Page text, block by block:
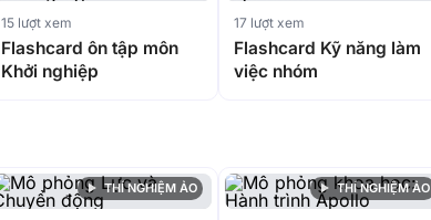
15 lượt xem
Flashcard ôn tập môn
Khởi nghiệp
17 lượt xem
Flashcard Kỹ năng làm
việc nhóm
THÍ NGHIỆM ẢO THÍ NGHIỆM ẢO